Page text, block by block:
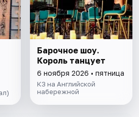
Барочное шоу.
Король танцует
6 ноября 2026 • пятница
КЗ на Английской
набережной